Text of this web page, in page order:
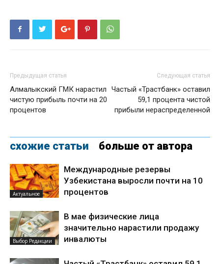
Предыдущая статья
Алмалыкский ГМК нарастил
чистую прибыль почти на 20
процентов
Следующая статья
Частый «Трастбанк» оставил
59,1 процента чистой
прибыли нераспределенной
схожие статьи больше от автора
Актуальное
Международные резервы
Узбекистана выросли почти на 10
процентов
Выбор Редакции
В мае физические лица
значительно нарастили продажу
инвалюты